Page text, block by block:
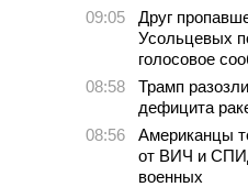
09:05
Друг
Усольцевых
голосовое
08:58
Трамп
дефицита
08:56
Американцы
от ВИЧ и
военных